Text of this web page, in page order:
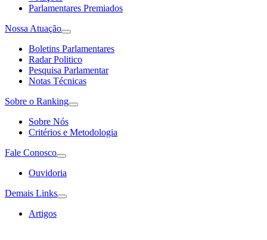
Parlamentares Premiados
Nossa Atuação
Boletins Parlamentares
Radar Politico
Pesquisa Parlamentar
Notas Técnicas
Sobre o Ranking
Sobre Nós
Critérios e Metodologia
Fale Conosco
Ouvidoria
Demais Links
Artigos